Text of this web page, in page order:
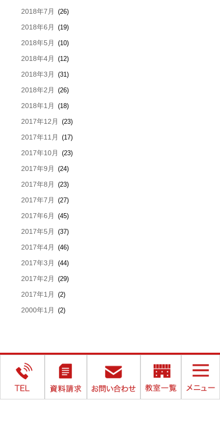
2018年7月 (26)
2018年6月 (19)
2018年5月 (10)
2018年4月 (12)
2018年3月 (31)
2018年2月 (26)
2018年1月 (18)
2017年12月 (23)
2017年11月 (17)
2017年10月 (23)
2017年9月 (24)
2017年8月 (23)
2017年7月 (27)
2017年6月 (45)
2017年5月 (37)
2017年4月 (46)
2017年3月 (44)
2017年2月 (29)
2017年1月 (2)
2000年1月 (2)